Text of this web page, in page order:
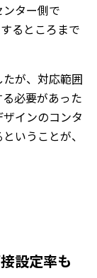
ター側で
るところまで
たが、対応範囲
必要があった
インのコンタ
いうことが、
設定率も